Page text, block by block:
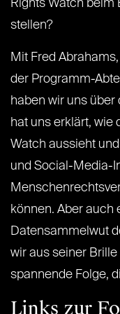
Rights Watch beim
stellen?
Mit Fred
der Programm-
haben wir uns über
hat uns erklärt, wie
Watch aussieht
und Social-Media-
können. Aber auch
Datensammelwut
wir aus seiner
spannende Folge,
Links zur